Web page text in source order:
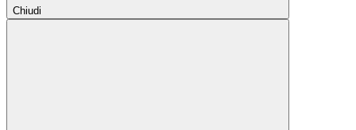
Chiudi